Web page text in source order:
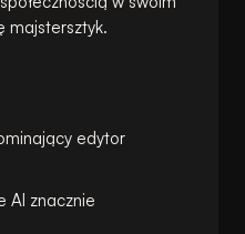
majstersztyk.
edytor
AI znacznie